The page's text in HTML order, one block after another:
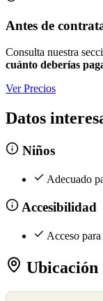
Antes de
Consulta nuestra
cuánto deberías
Ver Precios
Datos
Niños
Adecuado
Accesibilidad
Acceso